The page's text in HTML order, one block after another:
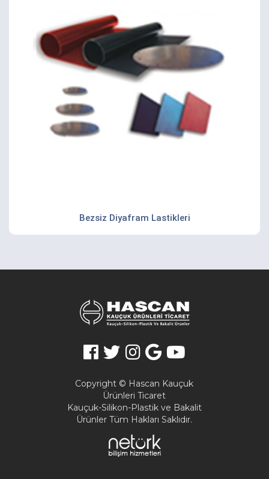
Bezsiz Diyafram Lastikleri
Copyright © Hascan Kauçuk
Ürünleri Ticaret
Kauçuk-Silikon-Plastik ve Bakalit
Ürünler Tüm Hakları Saklıdır.